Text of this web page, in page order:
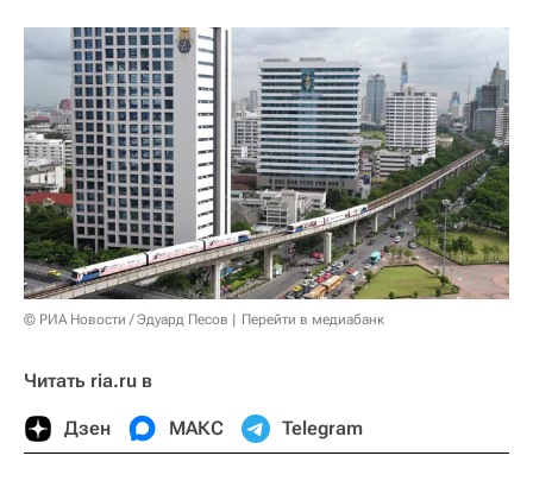
© РИА Новости / Эдуард Песов Перейти в медиабанк
Читать ria.ru в
Дзен МАКС Telegram